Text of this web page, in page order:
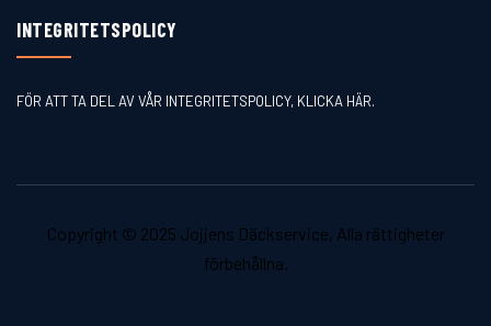
INTEGRITETSPOLICY
FÖR ATT TA DEL AV VÅR INTEGRITETSPOLICY, KLICKA HÄR.
Copyright © 2025 Jojjens Däckservice, Alla rättigheter
förbehållna.